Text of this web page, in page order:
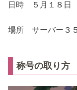
日時 ５月１８日
場所 サーバー３
称号の取り方